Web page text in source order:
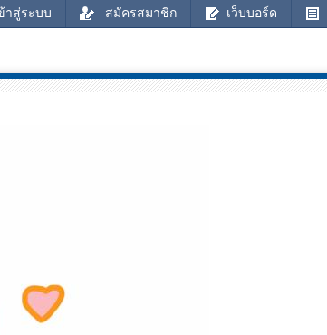
าสู่ระบบ สมัครสมาชิก เว็บบอร์ด